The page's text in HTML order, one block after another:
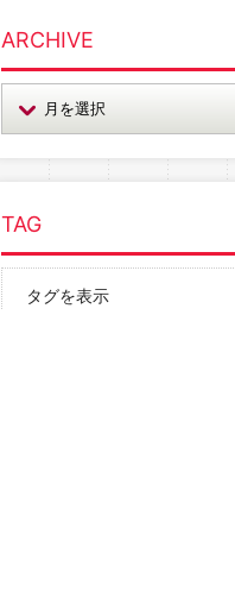
ARCHIVE
TAG
タグを表示